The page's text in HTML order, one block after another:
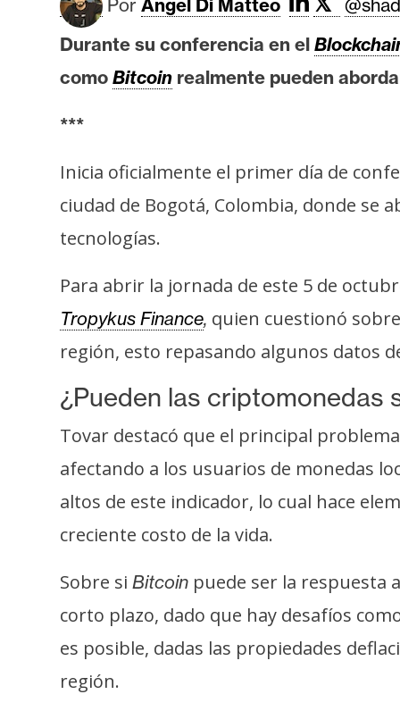
i
s
s
o
t
a
s
e
P
e
n
s
a
T
m
a
R
e
Por Angel Di Matteo
Durante su conferencia en el
como Bitcoin realmente pueden
***
Inicia oficialmente el primer día de
ciudad de Bogotá, Colombia, donde se
tecnologías.
Para abrir la jornada de este 5 de
Tropykus Finance, quien cuestionó
región, esto repasando algunos datos
¿Pueden las criptomonedas
Tovar destacó que el principal
afectando a los usuarios de monedas
altos de este indicador, lo cual hace
creciente costo de la vida.
Sobre si Bitcoin puede ser la respuesta
corto plazo, dado que hay desafíos
es posible, dadas las propiedades
región.